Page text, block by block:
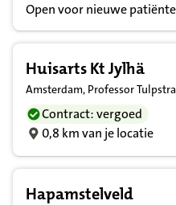
Open voor nieuwe
Huisarts Kt Jylhä
Amsterdam, Professor
Contract: vergoed
0,8 km van je locatie
Hapamstelveld